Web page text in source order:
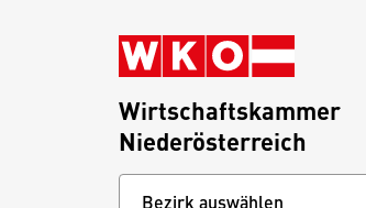
Wirtschaftskammer
Niederösterreich